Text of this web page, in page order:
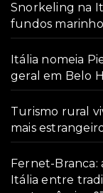
Snorkeling na
fundos
Itália nomeia
geral em Belo
Turismo rural
mais
Fernet-Branca:
Itália entre